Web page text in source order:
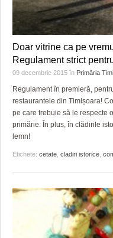
Doar vitrine ca pe
Regulament strict
09 decembrie 2015 în Primăria
Regulament în premieră,
restaurantele din Timișoara!
pe care trebuie să le respecte
primărie. În plus, în clădirile
lemn!
Etichete: cetate cladiri istorice